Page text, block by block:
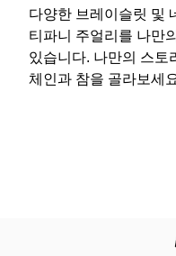
다양한 브레이슬릿 및
티파니 주얼리를 나만
있습니다. 나만의 스토
체인과 참을 골라보세